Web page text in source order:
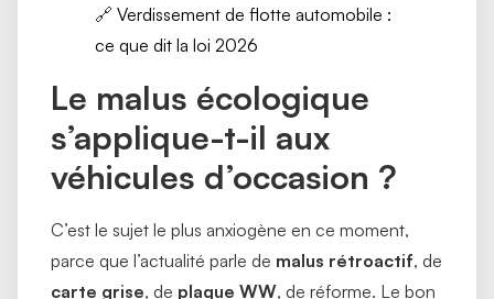
🔗 Verdissement de flotte automobile :
ce que dit la loi 2026
Le malus écologique
s’applique-t-il aux
véhicules d’occasion ?
C’est le sujet le plus anxiogène en ce moment,
parce que l’actualité parle de malus rétroactif, de
carte grise, de plaque WW, de réforme. Le bon